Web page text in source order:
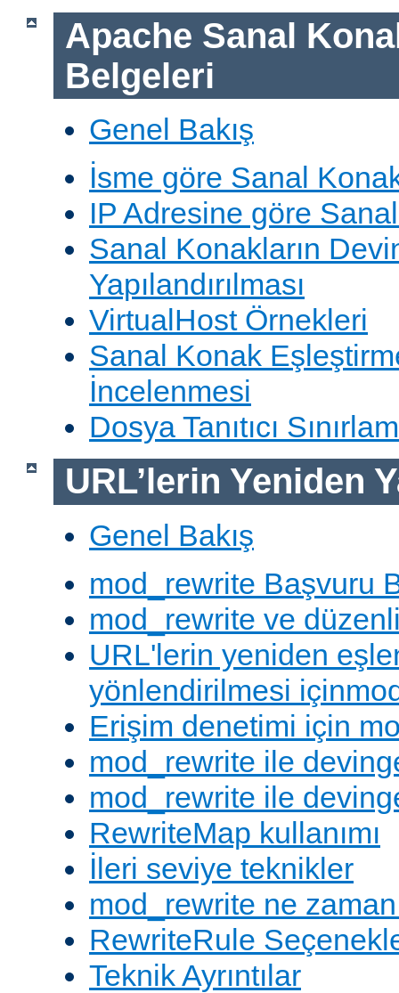
Apache Sanal
Belgeleri
Genel Bakış
İsme göre Sanal
IP Adresine göre
Sanal Konakların
Yapılandırılması
VirtualHost Örnekleri
Sanal Konak
İncelenmesi
Dosya Tanıtıcı
URL’lerin Yeniden
Genel Bakış
mod_rewrite Başvuru
mod_rewrite ve
URL'lerin yeniden
yönlendirilmesi
Erişim denetimi için
mod_rewrite ile
mod_rewrite ile
RewriteMap kullanımı
İleri seviye teknikler
mod_rewrite ne
RewriteRule
Teknik Ayrıntılar